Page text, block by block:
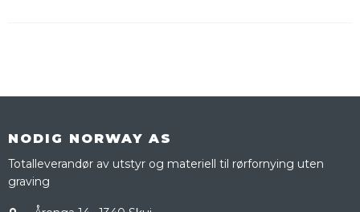
NODIG NORWAY AS
Totalleverandør av utstyr og materiell til rørfornying uten
graving